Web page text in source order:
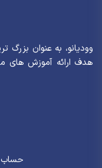
وودیانو، به عنوان
هدف ارائه آموزش های
حساب